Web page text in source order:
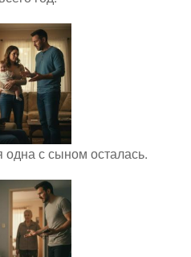
с сыном осталась.